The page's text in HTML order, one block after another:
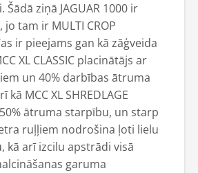
ziņā JAGUAR 1000 ir
tam ir MULTI CROP
ir pieejams gan kā zāģveida
XL CLASSIC placinātājs ar
un 40% darbības ātruma
MCC XL SHREDLAGE
ātruma starpību, un starp
ruļļiem nodrošina ļoti lielu
kā arī izcilu apstrādi visā
garuma